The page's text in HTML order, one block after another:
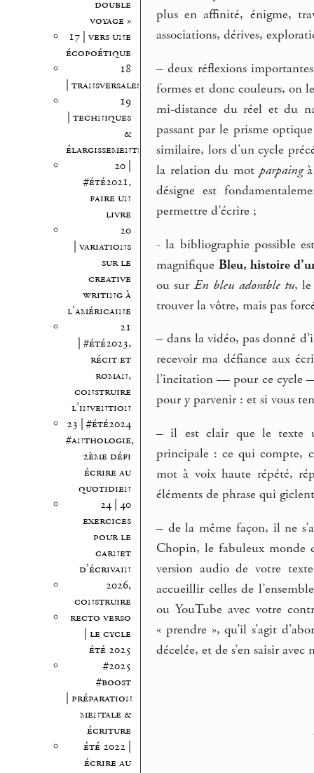
double
voyage »
17 | vers une
écopoétique
18
| transversales
19
| techniques
&
élargissements
20 |
#été2021,
faire un
livre
20
| variations
sur le
creative
writing à
l’américaine
21
| #été2023,
récit et
roman,
construire
l’invention
23 | #été2024
#anthologie,
2ème défi
écrire au
quotidien
24 | 40
exercices
pour le
carnet
d’écrivain
2026,
construire
recto verso
| le cycle
été 2025
#2025
#boost
| préparation
mentale &
écriture
été 2022 |
écrire au
plus en affinité, énigme,
associations, dérives,
– deux réflexions
formes et donc couleurs, on
mi-distance du réel et du
passant par le prisme
similaire, lors d’un cycle
la relation du mot parpaingà
désigne est
permettre d’écrire ;
- la bibliographie possible
magnifique Bleu, histoire
ou sur En bleu adorable tu, le
trouver la vôtre, mais pas
– dans la vidéo, pas donné
recevoir ma défiance aux
l’incitation — pour ce cycle
pour y parvenir : et si vous
– il est clair que le texte
principale : ce qui compte,
mot à voix haute répété,
éléments de phrase qui
– de la même façon, il ne
Chopin, le fabuleux monde
version audio de votre
accueillir celles de
ou YouTube avec votre
« prendre », qu’il s’agit
décelée, et de s’en saisir